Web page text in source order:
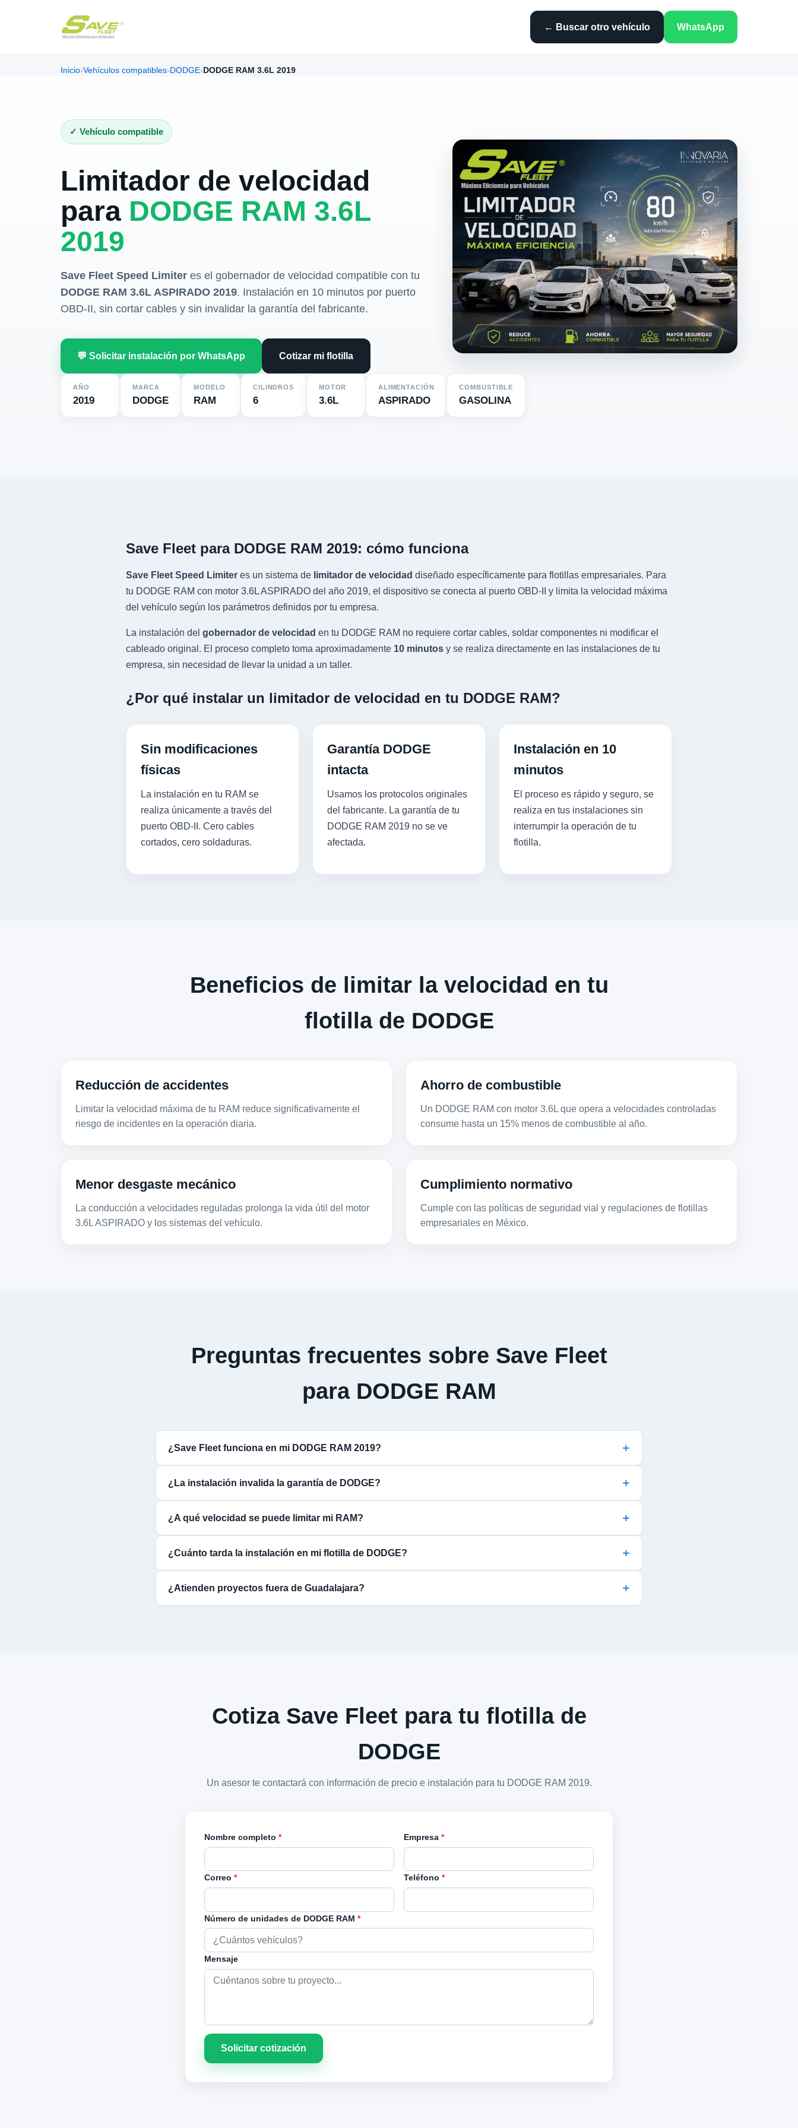
← Buscar otro vehículo WhatsApp
Inicio›Vehículos compatibles› DODGE› DODGE RAM 3.6L 2019
✓ Vehículo compatible
Limitador de velocidad
para DODGE RAM 3.6L
2019
Save Fleet Speed Limiter es el gobernador de velocidad compatible con tu
DODGE RAM 3.6L ASPIRADO 2019. Instalación en 10 minutos por puerto
OBD-II, sin cortar cables y sin invalidar la garantía del fabricante.
💬 Solicitar instalación por WhatsApp Cotizar mi flotilla
AÑO
2019
MARCA
DODGE
MODELO
RAM
CILINDROS
6
MOTOR
3.6L
ALIMENTACIÓN
ASPIRADO
COMBUSTIBLE
GASOLINA
Save Fleet para DODGE RAM 2019: cómo funciona
Save Fleet Speed Limiter es un sistema de limitador de velocidad diseñado específicamente para flotillas empresariales. Para
tu DODGE RAM con motor 3.6L ASPIRADO del año 2019, el dispositivo se conecta al puerto OBD-II y limita la velocidad máxima
del vehículo según los parámetros definidos por tu empresa.
La instalación del gobernador de velocidad en tu DODGE RAM no requiere cortar cables, soldar componentes ni modificar el
cableado original. El proceso completo toma aproximadamente 10 minutos y se realiza directamente en las instalaciones de tu
empresa, sin necesidad de llevar la unidad a un taller.
¿Por qué instalar un limitador de velocidad en tu DODGE RAM?
Sin modificaciones
físicas
La instalación en tu RAM se
realiza únicamente a través del
puerto OBD-II. Cero cables
cortados, cero soldaduras.
Garantía DODGE
intacta
Usamos los protocolos originales
del fabricante. La garantía de tu
DODGE RAM 2019 no se ve
afectada.
Instalación en 10
minutos
El proceso es rápido y seguro, se
realiza en tus instalaciones sin
interrumpir la operación de tu
flotilla.
Beneficios de limitar la velocidad en tu
flotilla de DODGE
Reducción de accidentes
Limitar la velocidad máxima de tu RAM reduce significativamente el
riesgo de incidentes en la operación diaria.
Ahorro de combustible
Un DODGE RAM con motor 3.6L que opera a velocidades controladas
consume hasta un 15% menos de combustible al año.
Menor desgaste mecánico
La conducción a velocidades reguladas prolonga la vida útil del motor
3.6L ASPIRADO y los sistemas del vehículo.
Cumplimiento normativo
Cumple con las políticas de seguridad vial y regulaciones de flotillas
empresariales en México.
Preguntas frecuentes sobre Save Fleet
para DODGE RAM
¿Save Fleet funciona en mi DODGE RAM 2019?
¿La instalación invalida la garantía de DODGE?
¿A qué velocidad se puede limitar mi RAM?
¿Cuánto tarda la instalación en mi flotilla de DODGE?
¿Atienden proyectos fuera de Guadalajara?
Cotiza Save Fleet para tu flotilla de
DODGE
Un asesor te contactará con información de precio e instalación para tu DODGE RAM 2019.
Nombre completo * Empresa *
Correo * Teléfono *
Número de unidades de DODGE RAM *
Mensaje
Solicitar cotización